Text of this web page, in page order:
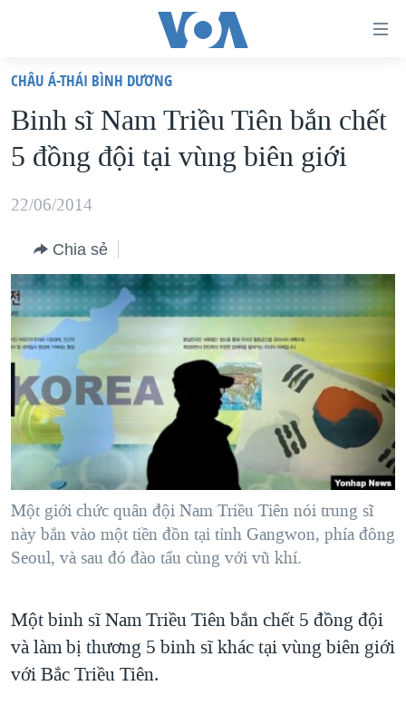
truy
cập
Tới
dung
chính
điều
hướng
chính
Đi
tới
"Tìm"
VIỆT NAM
HOA KỲ
BIỂN ĐÔNG
BLOG
DIỄN ĐÀN
MỤC
TỰ DO BÁO CHÍ
VẠCH TRẦN TIN GIẢ
NGƯỜI VIỆT HẢI NGOẠI
ĐỜI SỐNG
KINH TẾ
KHOA HỌC
SỨC KHOẺ
THỂ THAO
GIÁO DỤC
CHUYÊN ĐỀ
CHIẾN TRANH THƯƠNG MẠI CỦA MỸ: QUÁ KHỨ VÀ HIỆN
TẠI
HÀNH TRÌNH BẦU CỬ 2024
MỘT NĂM CHIẾN TRANH TẠI DẢI GAZA
GIẢI MÃ VÀNH ĐAI & CON ĐƯỜNG
NGÀY TỊ NẠN THẾ GIỚI
CHI PHÍ CHIẾN TRANH AFGHANISTAN
CÁC GIÁ TRỊ CỘNG HÒA Ở VIỆT NAM
HỌC TIẾNG ANH
VIDEO
NGHE
MẠNG XÃ HỘI
CHÂU Á-THÁI BÌNH DƯƠNG
Binh sĩ Nam Triều Tiên bắn chết
5 đồng đội tại vùng biên giới
22/06/2014
Chia sẻ
Một giới chức quân đội Nam Triều Tiên nói trung sĩ
này bắn vào một tiền đồn tại tỉnh Gangwon, phía đông
Seoul, và sau đó đào tẩu cùng với vũ khí.
Một binh sĩ Nam Triều Tiên bắn chết 5 đồng đội
và làm bị thương 5 binh sĩ khác tại vùng biên giới
với Bắc Triều Tiên.